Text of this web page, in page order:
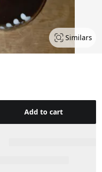
Similars
Add to cart